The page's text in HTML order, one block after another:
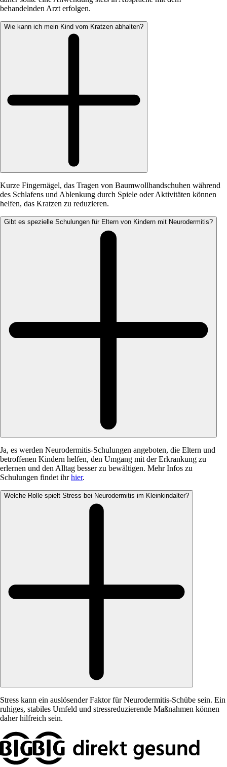
behandelnden Arzt erfolgen.
Wie kann ich mein Kind vom Kratzen abhalten?
Kurze Fingernägel, das Tragen von Baumwollhandschuhen während
des Schlafens und Ablenkung durch Spiele oder Aktivitäten können
helfen, das Kratzen zu reduzieren.
Gibt es spezielle Schulungen für Eltern von Kindern mit Neurodermitis?
Ja, es werden Neurodermitis-Schulungen angeboten, die Eltern und
betroffenen Kindern helfen, den Umgang mit der Erkrankung zu
erlernen und den Alltag besser zu bewältigen. Mehr Infos zu
Schulungen findet ihrhier.
Welche Rolle spielt Stress bei Neurodermitis im Kleinkindalter?
Stress kann ein auslösender Faktor für Neurodermitis-Schübe sein. Ein
ruhiges, stabiles Umfeld und stressreduzierende Maßnahmen können
daher hilfreich sein.